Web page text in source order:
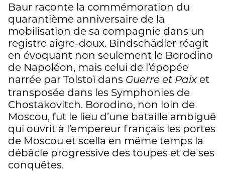
Baur raconte la commémoration du
quarantième anniversaire de la
mobilisation de sa compagnie dans un
registre aigre-doux. Bindschädler réagit
en évoquant non seulement le Borodino
de Napoléon, mais celui de l’épopée
narrée par Tolstoï dans Guerre et Paix et
transposée dans les Symphonies de
Chostakovitch. Borodino, non loin de
Moscou, fut le lieu d’une bataille ambiguë
qui ouvrit à l’empereur français les portes
de Moscou et scella en même temps la
débâcle progressive des toupes et de ses
conquêtes.